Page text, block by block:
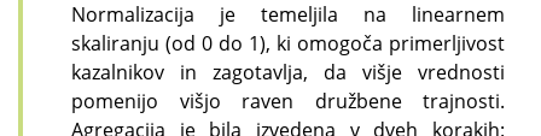
Normalizacija je temeljila na linearnem
skaliranju (od 0 do 1), ki omogoča primerljivost
kazalnikov in zagotavlja, da višje vrednosti
pomenijo višjo raven družbene trajnosti.
Agregacija je bila izvedena v dveh korakih: